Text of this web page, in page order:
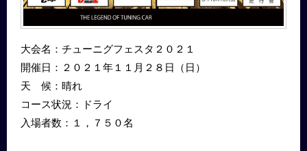
大会名：チューニグフェスタ２０２１
開催日：２０２１年１１月２８日（日）
天 候：晴れ
コース状況：ドライ
入場者数：１，７５０名